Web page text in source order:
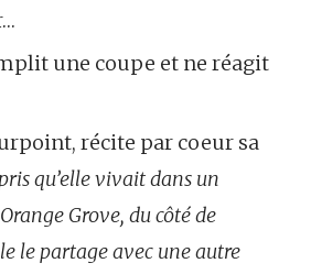
une coupe et ne réagit
récite par coeur sa
qu’elle vivait dans un
Grove, du côté de
le partage avec une autre